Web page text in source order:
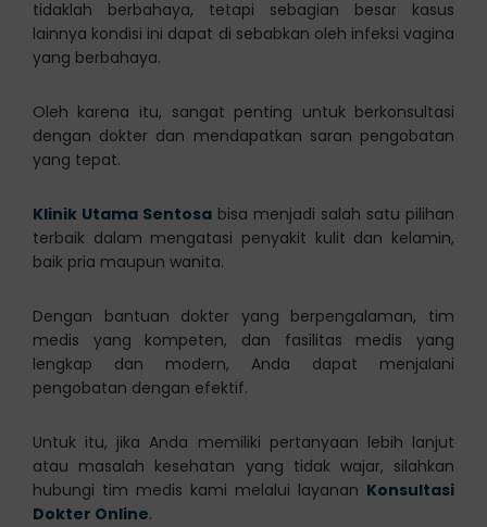
tidaklah berbahaya, tetapi sebagian besar kasus
lainnya kondisi ini dapat di sebabkan oleh infeksi vagina
yang berbahaya.
Oleh karena itu, sangat penting untuk berkonsultasi
dengan dokter dan mendapatkan saran pengobatan
yang tepat.
Klinik Utama Sentosa bisa menjadi salah satu pilihan
terbaik dalam mengatasi penyakit kulit dan kelamin,
baik pria maupun wanita.
Dengan bantuan dokter yang berpengalaman, tim
medis yang kompeten, dan fasilitas medis yang
lengkap dan modern, Anda dapat menjalani
pengobatan dengan efektif.
Untuk itu, jika Anda memiliki pertanyaan lebih lanjut
atau masalah kesehatan yang tidak wajar, silahkan
hubungi tim medis kami melalui layanan Konsultasi
Dokter Online.